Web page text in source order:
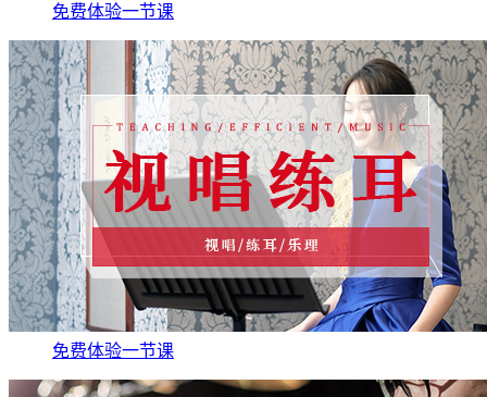
免费体验一节课
免费体验一节课